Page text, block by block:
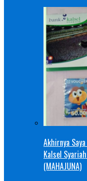
Akhirnya
Kalsel
(MAHAJUNA)